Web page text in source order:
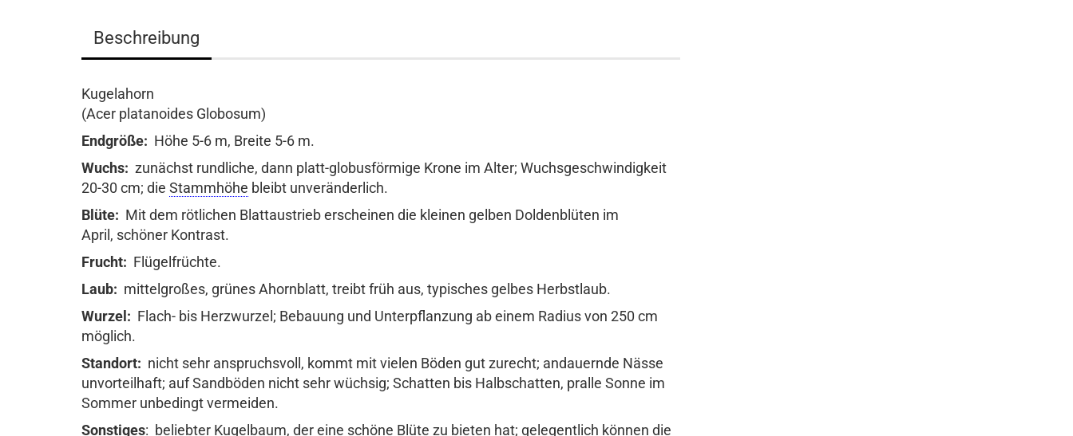
Beschreibung
Kugelahorn
(Acer platanoides Globosum)
Endgröße: Höhe 5-6 m, Breite 5-6 m.
Wuchs: zunächst rundliche, dann platt-globusförmige Krone im Alter; Wuchsgeschwindigkeit
20-30 cm; die Stammhöhe bleibt unveränderlich.
Blüte: Mit dem rötlichen Blattaustrieb erscheinen die kleinen gelben Doldenblüten im
April, schöner Kontrast.
Frucht: Flügelfrüchte.
Laub: mittelgroßes, grünes Ahornblatt, treibt früh aus, typisches gelbes Herbstlaub.
Wurzel: Flach- bis Herzwurzel; Bebauung und Unterpflanzung ab einem Radius von 250 cm
möglich.
Standort: nicht sehr anspruchsvoll, kommt mit vielen Böden gut zurecht; andauernde Nässe
unvorteilhaft; auf Sandböden nicht sehr wüchsig; Schatten bis Halbschatten, pralle Sonne im
Sommer unbedingt vermeiden.
Sonstiges: beliebter Kugelbaum, der eine schöne Blüte zu bieten hat; gelegentlich können die